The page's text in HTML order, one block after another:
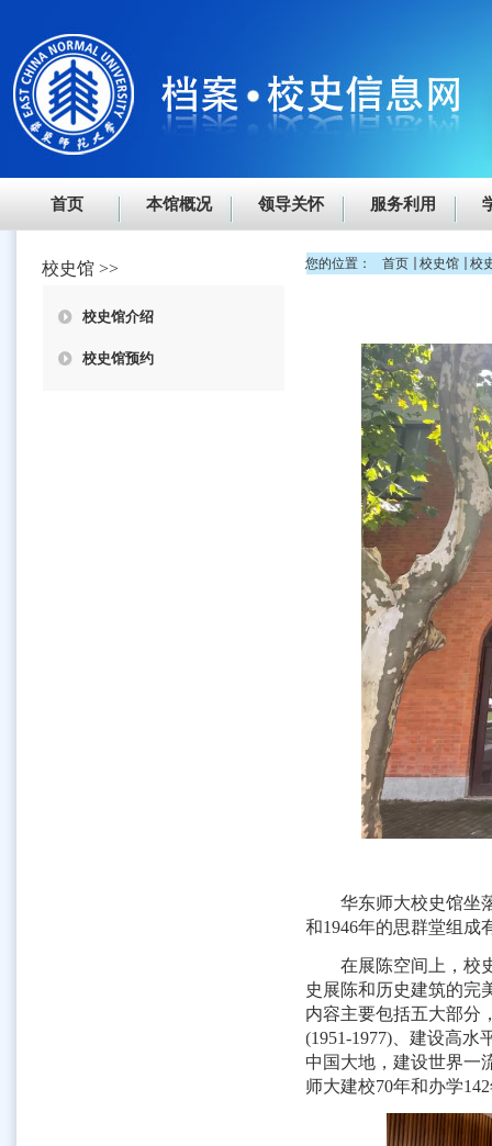
首页 本馆概况 领导关怀 服务利用
校史馆 >>
校史馆介绍
校史馆预约
您的位置： 首页 校史馆 校
华东师大校史馆坐
和1946年的思群堂组成
在展陈空间上，校
史展陈和历史建筑的完
内容主要包括五大部分
(1951-1977) 、建设高水
中国大地，建设世界一
师大建校70年和办学142